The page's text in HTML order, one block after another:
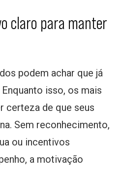
claro para manter
podem achar que já
isso, os mais
certeza de que seus
Sem reconhecimento,
ou incentivos
a motivação